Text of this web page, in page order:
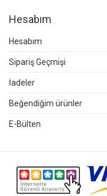
Hesabım
Hesabım
Sipariş Geçmişi
İadeler
Beğendiğim ürünler
E-Bülten